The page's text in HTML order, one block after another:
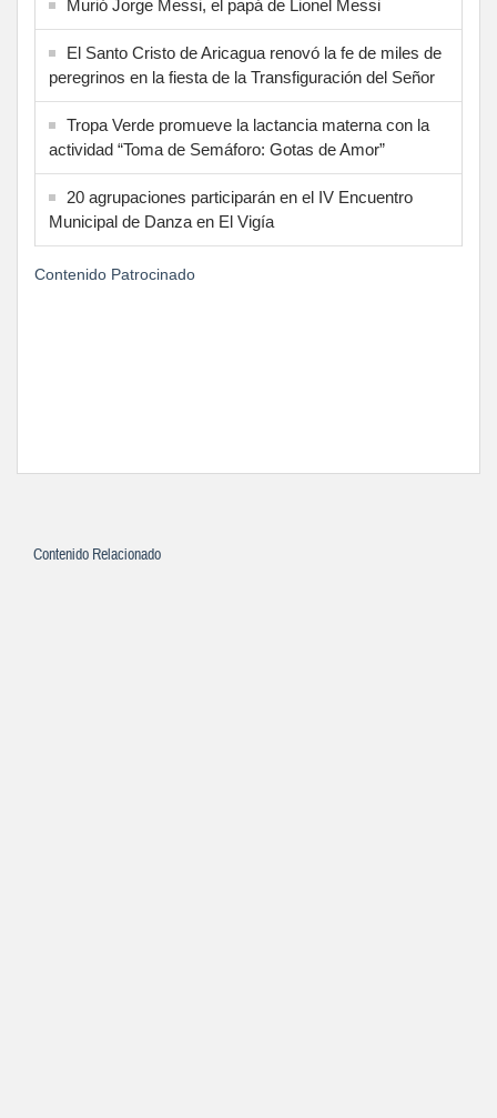
Murió Jorge Messi, el papá de Lionel Messi
El Santo Cristo de Aricagua renovó la fe de miles de
peregrinos en la fiesta de la Transfiguración del Señor
Tropa Verde promueve la lactancia materna con la
actividad “Toma de Semáforo: Gotas de Amor”
20 agrupaciones participarán en el IV Encuentro
Municipal de Danza en El Vigía
Contenido Patrocinado
Contenido Relacionado